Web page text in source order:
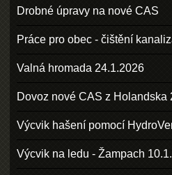
Drobné úpravy na nové CAS
Práce pro obec - čištění
Valná hromada 24.1.2026
Dovoz nové CAS z Holandska
Výcvik hašení pomocí
Výcvik na ledu - Žampach